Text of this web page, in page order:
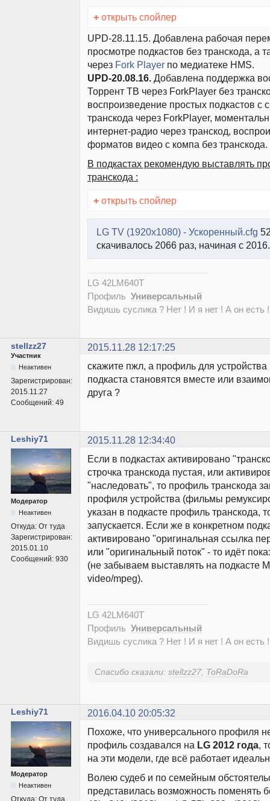
+ открыть спойлер
UPD-28.11.15. Добавлена рабочая
просмотре подкастов без транскода, а
через Fork Player по медиатеке HMS.
UPD-20.08.16. Добавлена поддержка
Торрент ТВ через ForkPlayer без
воспроизведение простых подкастов с
транскода через ForkPlayer,
интернет-радио через транскод,
форматов видео с компа без транскода.
В подкастах рекомендую выставлять
транскода :
+ открыть спойлер
LG TV (1920x1080) - Ускоренный.cfg
скачивалось 2066 раз, начиная с
LG 42LM640T
Профиль Универсальный
Видишь суслика ? Нет ! И я нет ! А он есть
stellzz27 2015.11.28 12:17:25
Участник
Неактивен
Зарегистрирован:
2015.11.27
Сообщений: 49
скажите пжл, а профиль для
подкаста становятся вместе или
друга ?
Leshiy71 2015.11.28 12:34:40
Модератор
Неактивен
Откуда: От туда
Зарегистрирован:
2015.01.10
Сообщений: 930
Если в подкастах активировано
строчка транскода пустая, или
"наследовать", то профиль транскода
профиля устройства (фильмы
указан в подкасте профиль транскода,
запускается. Если же в конкретном
активировано "оригинальная ссылка
или "оригинальный поток" - то идёт
(не забываем выставлять на подкасте
video/mpeg).
LG 42LM640T
Профиль Универсальный
Видишь суслика ? Нет ! И я нет ! А он есть
Спасибо сказали: stellzz27 ToRaDoRa
Leshiy71 2016.04.10 20:05:32
Модератор
Неактивен
Откуда: От туда
Похоже, что универсального профиля
профиль создавался на LG 2012 года,
на эти модели, где всё работает
Волею судеб и по семейным
представилась возможность поменять